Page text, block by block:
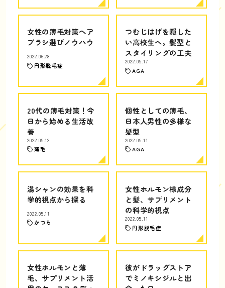
女性の薄毛対策ヘア
ブラシ選びノウハウ
2022.06.28
円形脱毛症
つむじはげを隠した
い高校生へ。髪型と
スタイリングの工夫
2022.05.17
AGA
20代の薄毛対策！今
日から始める生活改
善
2022.05.12
薄毛
個性としての薄毛、
日本人男性の多様な
髪型
2022.05.11
AGA
湯シャンの効果を科
学的視点から探る
2022.05.11
かつら
女性ホルモン様成分
と髪、サプリメント
の科学的視点
2022.05.11
円形脱毛症
女性ホルモンと薄
毛、サプリメント活
彼がドラッグストア
でミノキシジルと出